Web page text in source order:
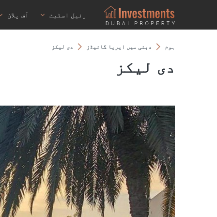
رئیل اسٹیٹ آف پلان
ہوم دبئی میں ایریا گائیڈز دی لیکز
دی لیکز